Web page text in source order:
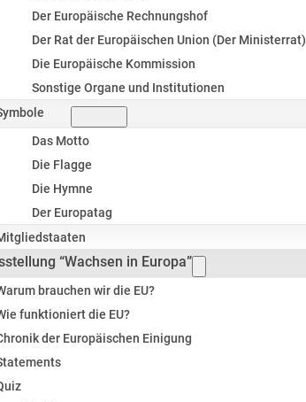
Der Europäische Rechnungshof
Der Rat der Europäischen Union (Der Ministerrat)
Die Europäische Kommission
Sonstige Organe und Institutionen
Das Motto
Die Flagge
Die Hymne
Der Europatag
“Wachsen in Europa”
brauchen wir die EU?
funktioniert die EU?
der Europäischen Einigung